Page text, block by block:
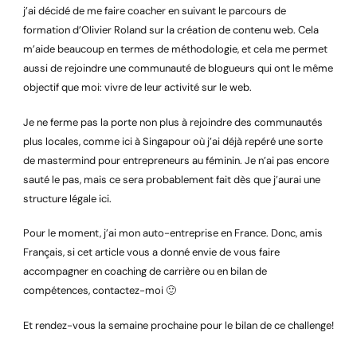
j’ai décidé de me faire coacher en suivant le parcours de
formation d’Olivier Roland sur la création de contenu web. Cela
m’aide beaucoup en termes de méthodologie, et cela me permet
aussi de rejoindre une communauté de blogueurs qui ont le même
objectif que moi: vivre de leur activité sur le web.
Je ne ferme pas la porte non plus à rejoindre des communautés
plus locales, comme ici à Singapour où j’ai déjà repéré une sorte
de mastermind pour entrepreneurs au féminin. Je n’ai pas encore
sauté le pas, mais ce sera probablement fait dès que j’aurai une
structure légale ici.
Pour le moment, j’ai mon auto-entreprise en France. Donc, amis
Français, si cet article vous a donné envie de vous faire
accompagner en coaching de carrière ou en bilan de
compétences, contactez-moi 🙂
Et rendez-vous la semaine prochaine pour le bilan de ce challenge!